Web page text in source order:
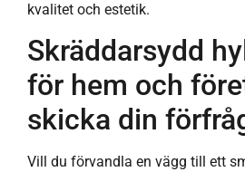
kvalitet och estetik.
Skräddarsydd
för hem och
skicka din
Vill du förvandla en vägg till ett